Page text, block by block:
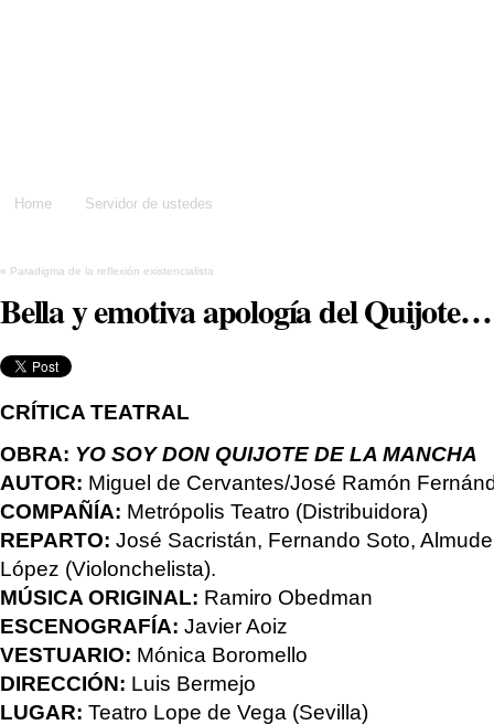
Home Servidor de ustedes
« Paradigma de la reflexión existencialista
Bella y emotiva apología del
CRÍTICA TEATRAL
OBRA: YO SOY DON QUIJOTE DE LA MANCHA
AUTOR: Miguel de Cervantes/José Ramón
COMPAÑÍA: Metrópolis Teatro (Distribuidora)
REPARTO: José Sacristán, Fernando Soto,
López (Violonchelista).
MÚSICA ORIGINAL: Ramiro Obedman
ESCENOGRAFÍA: Javier Aoiz
VESTUARIO: Mónica Boromello
DIRECCIÓN: Luis Bermejo
LUGAR: Teatro Lope de Vega (Sevilla)